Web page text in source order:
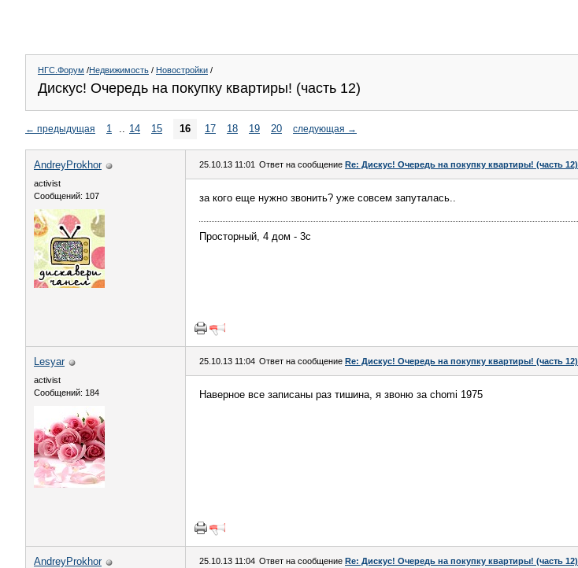
НГС.Форум /Недвижимость / Новостройки /
Дискус! Очередь на покупку квартиры! (часть 12)
← предыдущая 1 .. 14 15 16 17 18 19 20 следующая →
AndreyProkhor
activist
Сообщений: 107
25.10.13 11:01 Ответ на сообщение Re: Дискус! Очередь на покупку квартиры! (часть 12)
за кого еще нужно звонить? уже совсем запуталась..
Просторный, 4 дом - 3с
Lesyar
activist
Сообщений: 184
25.10.13 11:04 Ответ на сообщение Re: Дискус! Очередь на покупку квартиры! (часть 12)
Наверное все записаны раз тишина, я звоню за chomi 1975
AndreyProkhor 25.10.13 11:04 Ответ на сообщение Re: Дискус! Очередь на покупку квартиры! (часть 12)